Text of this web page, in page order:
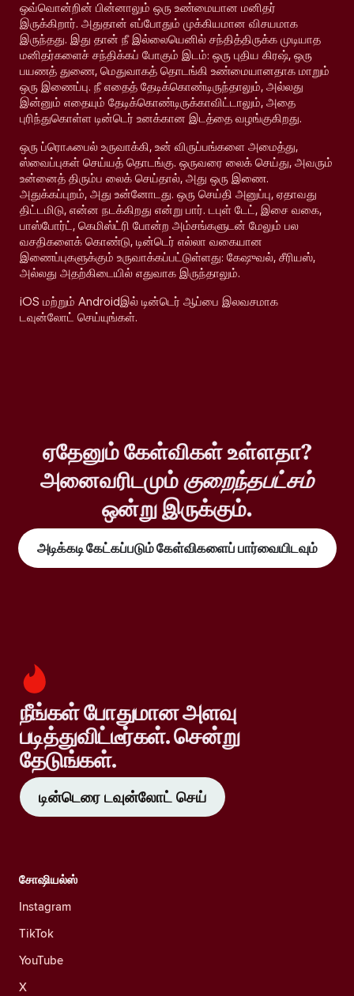
ஒவ்வொன்றின் பின்னாலும் ஒரு உண்மையான மனிதர்
இருக்கிறார். அதுதான் எப்போதும் முக்கியமான விசயமாக
இருந்தது. இது தான் நீ இல்லையெனில் சந்தித்திருக்க முடியாத
மனிதர்களைச் சந்திக்கப் போகும் இடம்: ஒரு புதிய கிரஷ், ஒரு
பயணத் துணை, மெதுவாகத் தொடங்கி உண்மையானதாக மாறும்
ஒரு இணைப்பு. நீ எதைத் தேடிக்கொண்டிருந்தாலும், அல்லது
இன்னும் எதையும் தேடிக்கொண்டிருக்காவிட்டாலும், அதை
புரிந்துகொள்ள டின்டெர் உனக்கான இடத்தை வழங்குகிறது.
ஒரு ப்ரொஃபைல் உருவாக்கி, உன் விருப்பங்களை அமைத்து,
ஸ்வைப்புகள் செய்யத் தொடங்கு. ஒருவரை லைக் செய்து, அவரும்
உன்னைத் திரும்ப லைக் செய்தால், அது ஒரு இணை.
அதுக்கப்புறம், அது உன்னோடது. ஒரு செய்தி அனுப்பு, ஏதாவது
திட்டமிடு, என்ன நடக்கிறது என்று பார். டபுள் டேட், இசை வகை,
பாஸ்போர்ட், கெமிஸ்ட்ரி போன்ற அம்சங்களுடன் மேலும் பல
வசதிகளைக் கொண்டு, டின்டெர் எல்லா வகையான
இணைப்புகளுக்கும் உருவாக்கப்பட்டுள்ளது: கேஷுவல், சீரியஸ்,
அல்லது அதற்கிடையில் எதுவாக இருந்தாலும்.
iOS மற்றும் Androidஇல் டின்டெர் ஆப்பை இலவசமாக
டவுன்லோட் செய்யுங்கள்.
ஏதேனும் கேள்விகள் உள்ளதா?
அனைவரிடமும்குறைந்தபட்சம்
ஒன்று இருக்கும்.
அடிக்கடி கேட்கப்படும் கேள்விகளைப் பார்வையிடவும்
நீங்கள் போதுமான அளவு
படித்துவிட்டீர்கள். சென்று
தேடுங்கள்.
டின்டெரை டவுன்லோட் செய்
சோஷியல்ஸ்
Instagram
TikTok
YouTube
X